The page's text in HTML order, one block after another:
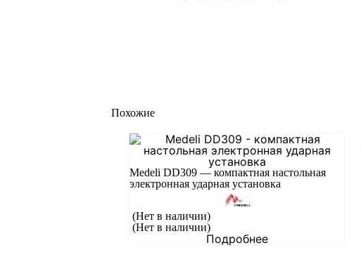
Похожие
Medeli DD309 — компактная настольная
электронная ударная установка
(Нет в наличии)
(Нет в наличии)
Подробнее